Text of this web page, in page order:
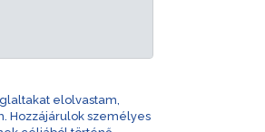
elolvastam,
Hozzájárulok személyes